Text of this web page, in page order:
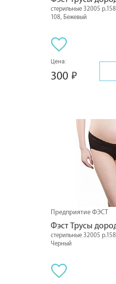
стерильные 32005
108, Бежевый
Цена:
300
Предприятие ФЭСТ
Фэст Трусы
стерильные 32005
Черный